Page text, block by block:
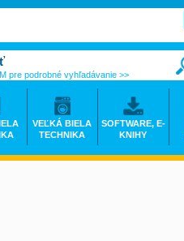
pre podrobné vyhľadávanie >>
VEĽKÁ BIELA
TECHNIKA
SOFTWARE, E-
KNIHY